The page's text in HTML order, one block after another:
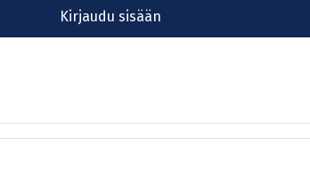
Kirjaudu sisään